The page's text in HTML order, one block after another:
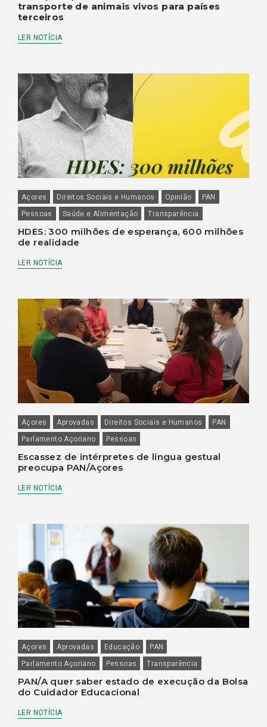
transporte de animais vivos para países
terceiros
LER NOTÍCIA
Açores Direitos Sociais e Humanos Opinião
PAN
Pessoas
Saúde e Alimentação Transparência
HDES: 300 milhões de esperança, 600 milhões
de realidade
LER NOTÍCIA
Açores Aprovadas Direitos Sociais e Humanos
PAN
Parlamento Açoriano
Pessoas
Escassez de intérpretes de língua gestual
preocupa PAN/Açores
LER NOTÍCIA
Açores Aprovadas Educação
PAN
Parlamento Açoriano
Pessoas Transparência
PAN/A quer saber estado de execução da Bolsa
do Cuidador Educacional
LER NOTÍCIA